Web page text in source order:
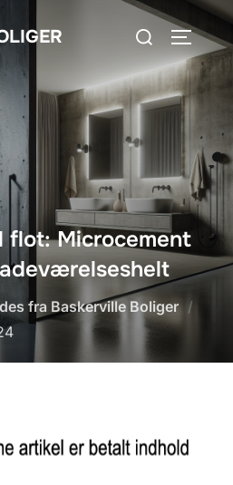
Søg
efter:
SLÅ
flot: Microcement
fra Baskerville Boliger